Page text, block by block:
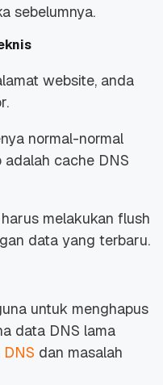
sebelumnya.
website, anda
normal-normal
adalah cache DNS
melakukan flush
data yang terbaru.
untuk menghapus
data DNS lama
dan masalah